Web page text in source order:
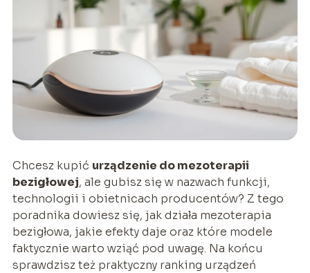
Chcesz kupić urządzenie do mezoterapii
bezigłowej, ale gubisz się w nazwach funkcji,
technologii i obietnicach producentów? Z tego
poradnika dowiesz się, jak działa mezoterapia
bezigłowa, jakie efekty daje oraz które modele
faktycznie warto wziąć pod uwagę. Na końcu
sprawdzisz też praktyczny ranking urządzeń